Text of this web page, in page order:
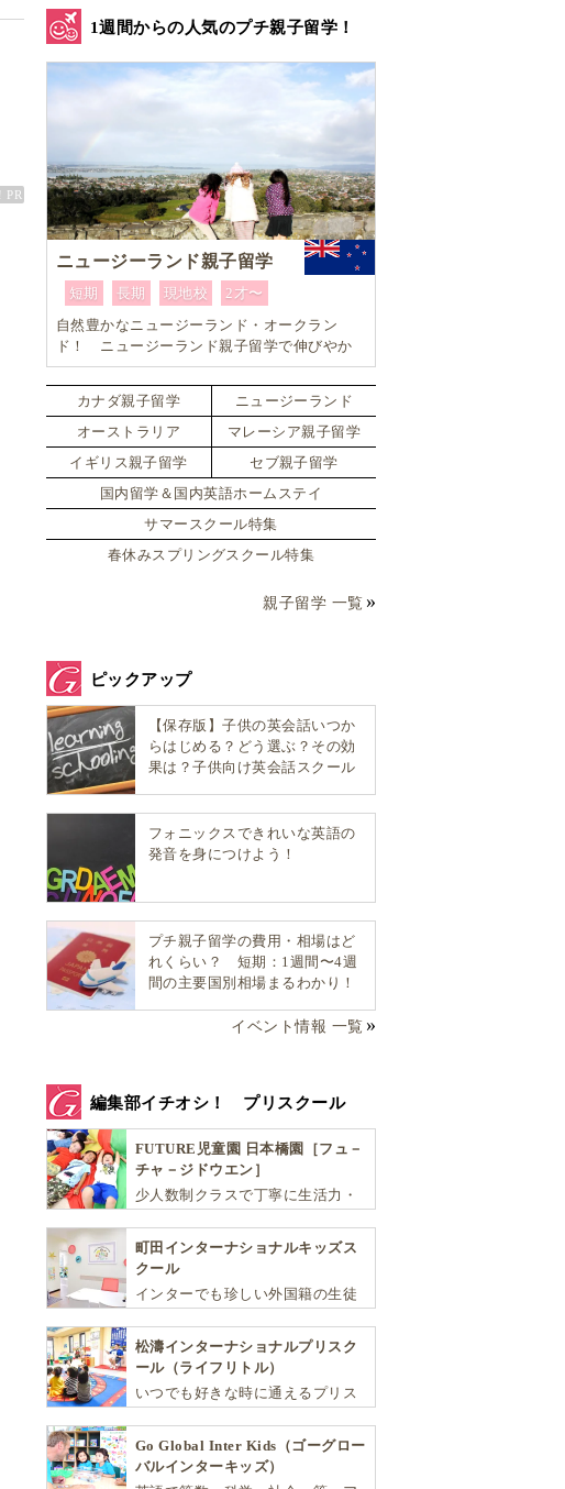
1週間からの人気のプチ親子留学！
ニュージーランド親子留学
短期 長期 現地校
2才〜
自然豊かなニュージーランド・オークラン
ド！ ニュージーランド親子留学で伸びやか
な教育を体験。10歳以上であれば小学生でも
単身留学可能なスペシャルプラン！！
カナダ親子留学
ニュージーランド
オーストラリア
マレーシア親子留学
イギリス親子留学
セブ親子留学
国内留学＆国内英語ホームステイ
サマースクール特集
春休みスプリングスクール特集
親子留学 一覧
ピックアップ
【保存版】子供の英会話いつか
らはじめる？どう選ぶ？その効
果は？子供向け英会話スクール
フォニックスできれいな英語の
発音を身につけよう！
プチ親子留学の費用・相場はど
れくらい？ 短期：1週間〜4週
間の主要国別相場まるわかり！
イベント情報 一覧
編集部イチオシ！ プリスクール
FUTURE児童園 日本橋園［フュ－
チャ－ジドウエン］
少人数制クラスで丁寧に生活力・
能性を広げます！
町田インターナショナルキッズス
クール
インターでも珍しい外国籍の生徒
境が魅力の「町田インターナショ
ナルキッズスクール」。
松濤インターナショナルプリスク
ール（ライフリトル）
いつでも好きな時に通えるプリス
性を尊重し、想像力豊かな感性、
自ら進んで学ぶこと、考える力を
育みます
Go Global Inter Kids（ゴーグロー
バルインターキッズ）